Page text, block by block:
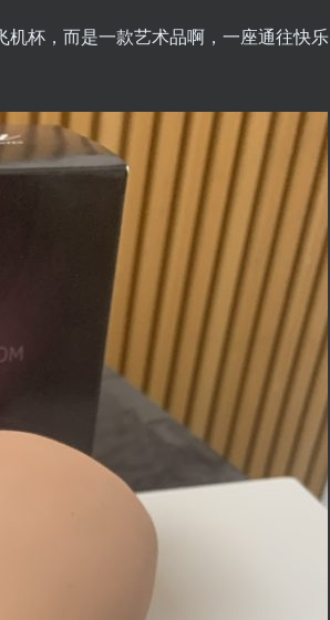
杯，而是一款艺术品啊，一座通往快乐